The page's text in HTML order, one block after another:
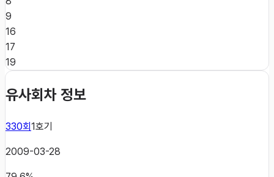
9
16
17
19
유사회차 정보
330회1호기
2009-03-28